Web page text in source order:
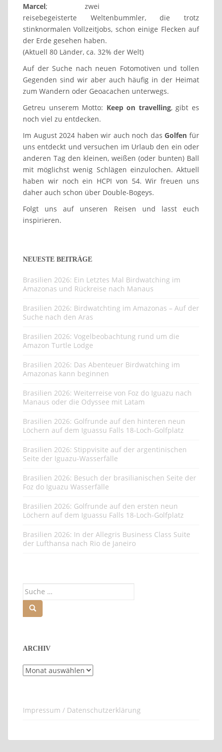
Marcel; zwei
reisebegeisterte Weltenbummler, die trotz
stinknormalen Vollzeitjobs, schon einige Flecken auf
der Erde gesehen haben.
(Aktuell 80 Länder, ca. 32% der Welt)
Auf der Suche nach neuen Fotomotiven und tollen
Gegenden sind wir aber auch häufig in der Heimat
zum Wandern oder Geoacachen unterwegs.
Getreu unserem Motto: Keep on travelling, gibt es
noch viel zu entdecken.
Im August 2024 haben wir auch noch dasGolfen für
uns entdeckt und versuchen im Urlaub den ein oder
anderen Tag den kleinen, weißen (oder bunten) Ball
mit möglichst wenig Schlägen einzulochen. Aktuell
haben wir noch ein HCPI von 54. Wir freuen uns
daher auch schon über Double-Bogeys.
Folgt uns auf unseren Reisen und lasst euch
inspirieren.
NEUESTE BEITRÄGE
Brasilien 2026: Ein Letztes Mal Birdwatching im
Amazonas und Rückreise nach Manaus
Brasilien 2026: Birdwatchting im Amazonas – Auf der
Suche nach den Aras
Brasilien 2026: Vogelbeobachtung rund um die
Amazon Turtle Lodge
Brasilien 2026: Das Abenteuer Birdwatching im
Amazonas kann beginnen
Brasilien 2026: Weiterreise von Foz do Iguazu nach
Manaus oder die Odyssee mit Latam
Brasilien 2026: Golfrunde auf den hinteren neun
Löchern auf dem Iguassu Falls 18-Loch-Golfplatz
Brasilien 2026: Stippvisite auf der argentinischen
Seite der Iguazu-Wasserfälle
Brasilien 2026: Besuch der brasilianischen Seite der
Foz do Iguazu Wasserfälle
Brasilien 2026: Golfrunde auf den ersten neun
Löchern auf dem Iguassu Falls 18-Loch-Golfplatz
Brasilien 2026: In der Allegris Business Class Suite
der Lufthansa nach Rio de Janeiro
ARCHIV
Archiv
Impressum / Datenschutzerklärung